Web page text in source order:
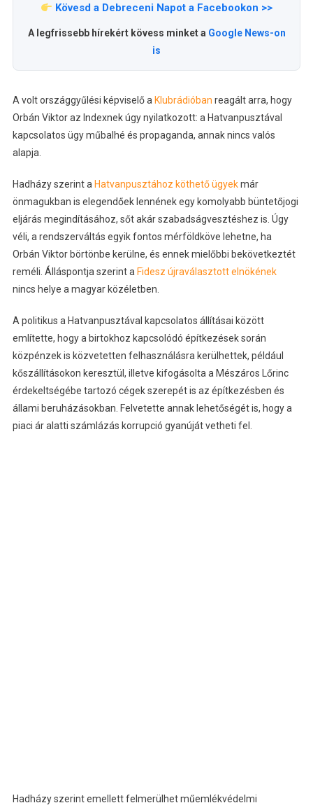
Kövesd a Debreceni Napot a Facebookon >>
A legfrissebb hírekért kövess minket a Google News-on
is
A volt országgyűlési képviselő a Klubrádióban reagált arra, hogy
Orbán Viktor az Indexnek úgy nyilatkozott: a Hatvanpusztával
kapcsolatos ügy műbalhé és propaganda, annak nincs valós
alapja.
Hadházy szerint a Hatvanpusztához köthető ügyekmár
önmagukban is elegendőek lennének egy komolyabb büntetőjogi
eljárás megindításához, sőt akár szabadságvesztéshez is. Úgy
véli, a rendszerváltás egyik fontos mérföldköve lehetne, ha
Orbán Viktor börtönbe kerülne, és ennek mielőbbi bekövetkeztét
reméli. Álláspontja szerint a Fidesz újraválasztott elnökének
nincs helye a magyar közéletben.
A politikus a Hatvanpusztával kapcsolatos állításai között
említette, hogy a birtokhoz kapcsolódó építkezések során
közpénzek is közvetetten felhasználásra kerülhettek, például
kőszállításokon keresztül, illetve kifogásolta a Mészáros Lőrinc
érdekeltségébe tartozó cégek szerepét is az építkezésben és
állami beruházásokban. Felvetette annak lehetőségét is, hogy a
piaci ár alatti számlázás korrupció gyanúját vetheti fel.
Hadházy szerint emellett felmerülhet műemlékvédelmi